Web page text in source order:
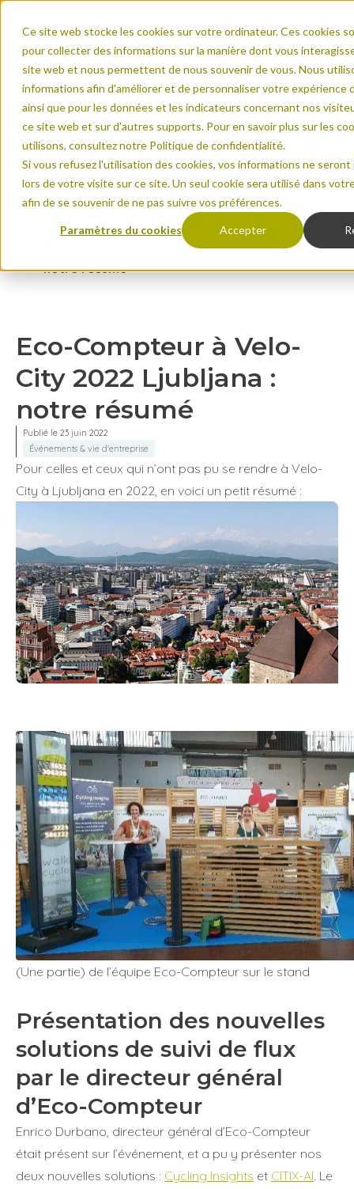
Ce site web stocke les cookies sur votre ordinateur. Ces cookies
pour collecter des informations sur la manière dont vous
site web et nous permettent de nous souvenir de vous. Nous
informations afin d'améliorer et de personnaliser votre expérience
ainsi que pour les données et les indicateurs concernant nos
ce site web et sur d'autres supports. Pour en savoir plus sur les
utilisons, consultez notre Politique de confidentialité.
Si vous refusez l'utilisation des cookies, vos informations ne seront
lors de votre visite sur ce site. Un seul cookie sera utilisé dans
afin de se souvenir de ne pas suivre vos préférences.
Paramètres du cookies Accepter
Accueil
Ressources et actualités
Actualités
Eco-Compteur à Velo-City 2022 Ljubljana :
notre résumé
Eco-Compteur à Velo-
City 2022 Ljubljana :
notre résumé
Publié le 23 juin 2022
Événements & vie d'entreprise
Pour celles et ceux qui n’ont pas pu se rendre à Velo-
City à Ljubljana en 2022, en voici un petit résumé :
(Une partie) de l’équipe Eco-Compteur sur le stand
Présentation des nouvelles
solutions de suivi de flux
par le directeur général
d’Eco-Compteur
Enrico Durbano, directeur général d’Eco-Compteur
était présent sur l’événement, et a pu y présenter nos
deux nouvelles solutions : Cycling Insights et CITIX-AI. Le